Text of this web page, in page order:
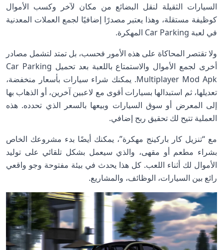
السيارات الثقيلة لنقل البضائع من مكان لآخر وكسب الأموال
كوظيفة مستقلة، وهذا يعتبر مصدرًا إضافيًا لجمع العملات المعدنية
في لعبة Car Parking المهكرة.
ولا تقتصر المحاكاة على هذه الأمور فحسب، بل تمتد لتشمل مصادر
أخرى لجمع الأموال والاستمتاع باللعبة بعد تحميل Car Parking
Multiplayer Mod Apk. يمكنك شراء سيارات بأسعار منخفضة،
تعديلها، ثم استبدالها بسيارات أقوى مع لاعبين آخرين، أو الذهاب بها
إلى المعرض أو سوق السيارات وبيعها بالسعر الذي تحدده. هذه
العملية تتيح لك تحقيق ربح إضافي.
مع “تنزيل كار باركينج مهكرة”، يمكنك أيضًا بدء مشروعك الخاص
بشراء مطعم أو مقهى، والذي سيعمل بشكل تلقائي على توليد
الأموال لك أثناء اللعب. كل هذا يحدث في بيئة مفتوحة وجو واقعي
رائع بين السيارات، الوظائف، والمشاريع.